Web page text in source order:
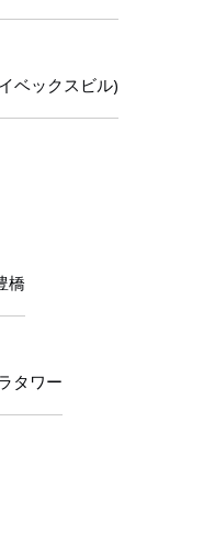
ベックスビル)
橋
タワー